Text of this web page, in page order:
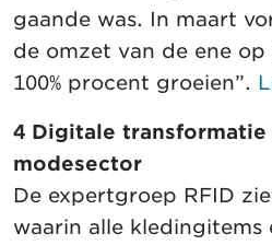
gaande was. In maart
de omzet van de ene
100% procent groeien”.
4 Digitale
modesector
De expertgroep RFID
waarin alle kledingitems